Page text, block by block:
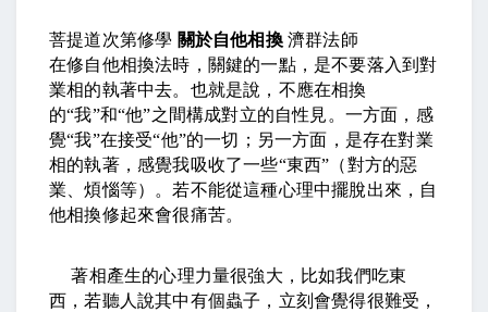
菩提道次第修學 關於自他相換濟群法師
在修自他相換法時，關鍵的一點，是不要落入到對
業相的執著中去。也就是說，不應在相換
的“我”和“他”之間構成對立的自性見。一方面，感
覺“我”在接受“他”的一切；另一方面，是存在對業
相的執著，感覺我吸收了一些“東西” （對方的惡
業、煩惱等）。若不能從這種心理中擺脫出來，自
他相換修起來會很痛苦。
著相產生的心理力量很強大，比如我們吃東
西，若聽人說其中有個蟲子，立刻會覺得很難受，